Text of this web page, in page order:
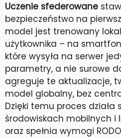
Uczenie sfederowane
bezpieczeństwo na
model jest trenowany
użytkownika – na
które wysyła na serwer
parametry, a nie surowe
agreguje te aktualizacje,
model globalny, bez
Dzięki temu proces działa
środowiskach mobilnych i
oraz spełnia wymogi